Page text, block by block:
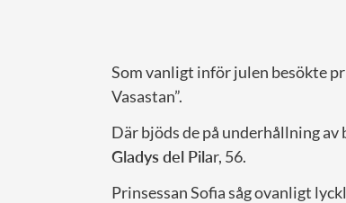
Som vanligt inför julen besökte
Vasastan”.
Där bjöds de på underhållning av
Gladys del Pilar, 56.
Prinsessan Sofia såg ovanligt